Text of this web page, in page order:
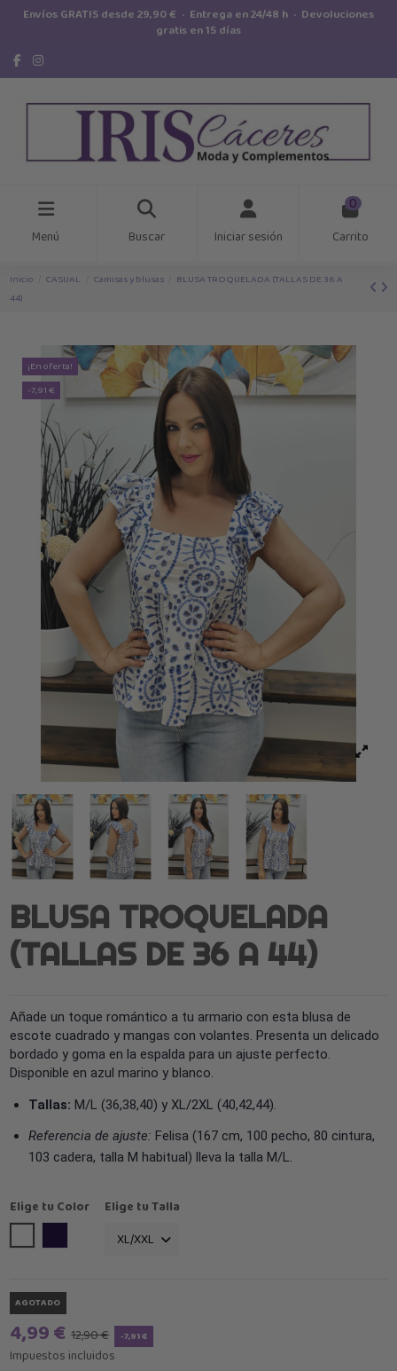
Envíos GRATIS desde 29,90 € · Entrega en 24/48 h · Devoluciones
gratis en 15 días
Menú Buscar Iniciar sesión
0
Carrito
Inicio CASUAL Camisas y blusas
BLUSA TROQUELADA (TALLAS DE 36 A
44)
¡En oferta!
-7,91 €
BLUSA TROQUELADA
(TALLAS DE 36 A 44)
Añade un toque romántico a tu armario con esta blusa de
escote cuadrado y mangas con volantes. Presenta un delicado
bordado y goma en la espalda para un ajuste perfecto.
Disponible en azul marino y blanco.
Tallas: M/L (36,38,40) y XL/2XL (40,42,44).
Referencia de ajuste: Felisa (167 cm, 100 pecho, 80 cintura,
103 cadera, talla M habitual) lleva la talla M/L.
Elige tu Color
Elige tu Talla
AGOTADO
4,99 € 12,90 € -7,91 €
Impuestos incluidos